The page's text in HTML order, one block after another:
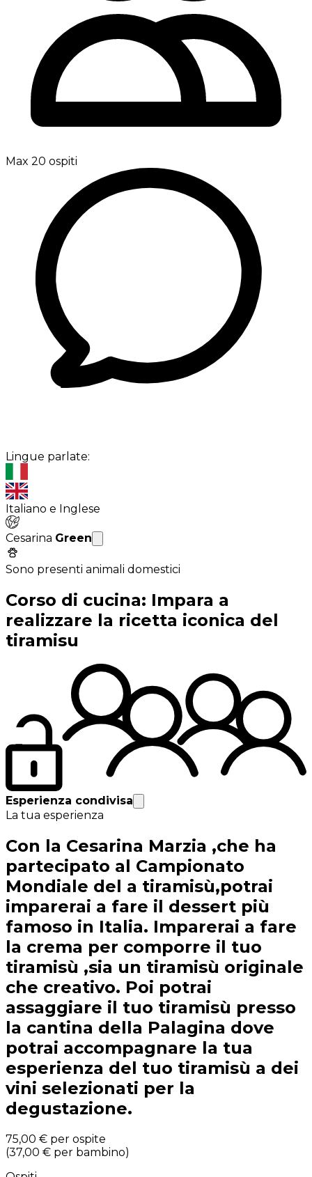
Max 20 ospiti
Lingue parlate:
Italiano e Inglese
Cesarina Green
Sono presenti animali domestici
Corso di cucina: Impara a
realizzare la ricetta iconica del
tiramisu
Esperienza condivisa
La tua esperienza
Con la Cesarina Marzia ,che ha
partecipato al Campionato
Mondiale del a tiramisù,potrai
imparerai a fare il dessert più
famoso in Italia. Imparerai a fare
la crema per comporre il tuo
tiramisù ,sia un tiramisù originale
che creativo. Poi potrai
assaggiare il tuo tiramisù presso
la cantina della Palagina dove
potrai accompagnare la tua
esperienza del tuo tiramisù a dei
vini selezionati per la
degustazione.
75,00 € per ospite
(37,00 € per bambino)